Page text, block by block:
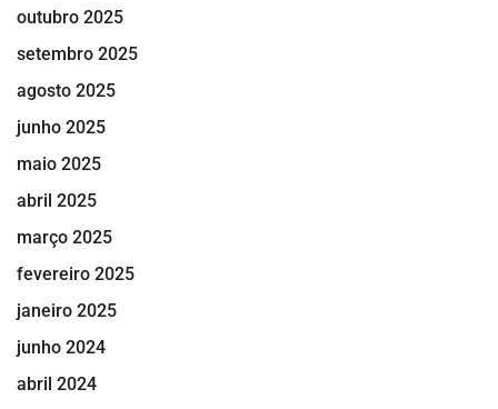
outubro 2025
setembro 2025
agosto 2025
junho 2025
maio 2025
abril 2025
março 2025
fevereiro 2025
janeiro 2025
junho 2024
abril 2024